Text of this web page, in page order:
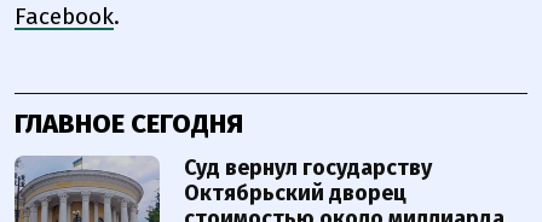
Facebook.
ГЛАВНОЕ СЕГОДНЯ
Суд вернул государству
Октябрьский дворец